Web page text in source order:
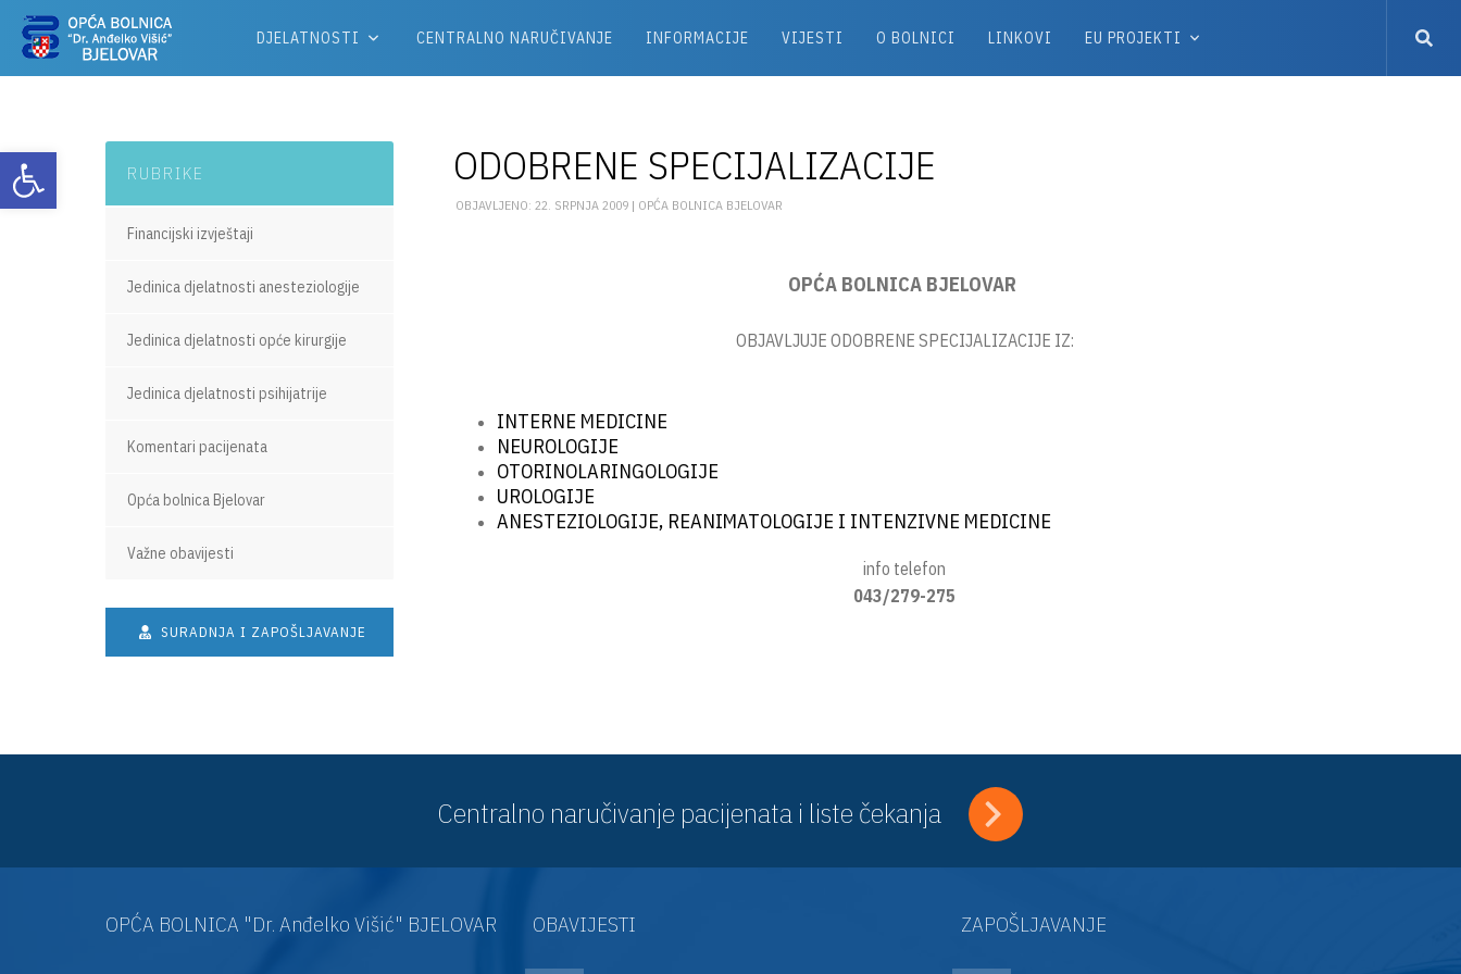
Otvori alatnu traku
DJELATNOSTI CENTRALNO NARUČIVANJE INFORMACIJE VIJESTI O BOLNICI LINKOVI EU PROJEKTI
ODOBRENE SPECIJALIZACIJE
OBJAVLJENO: 22. SRPNJA 2009 | OPĆA BOLNICA BJELOVAR
OPĆA BOLNICA BJELOVAR
OBJAVLJUJE ODOBRENE SPECIJALIZACIJE IZ:
INTERNE MEDICINE
NEUROLOGIJE
OTORINOLARINGOLOGIJE
UROLOGIJE
ANESTEZIOLOGIJE, REANIMATOLOGIJE I INTENZIVNE MEDICINE
info telefon
043/279-275
RUBRIKE
Financijski izvještaji
Jedinica djelatnosti anesteziologije
Jedinica djelatnosti opće kirurgije
Jedinica djelatnosti psihijatrije
Komentari pacijenata
Opća bolnica Bjelovar
Važne obavijesti
SURADNJA I ZAPOŠLJAVANJE
Centralno naručivanje pacijenata i liste čekanja
OPĆA BOLNICA "Dr. Anđelko Višić" BJELOVAR OBAVIJESTI ZAPOŠLJAVANJE